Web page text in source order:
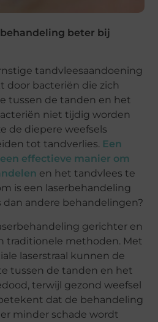
beter bij
tandvleesaandoening
door bacteriën die zich
tussen de tanden en het
niet tijdig worden
de diepere weefsels
tot tandverlies. Een
effectieve manier om
en het tandvlees te
is een laserbehandeling
andere behandelingen?
gerichter en
traditionele methoden. Met
laserstraal kunnen de
tussen de tanden en het
terwijl gezond weefsel
dat de behandeling
minder schade wordt